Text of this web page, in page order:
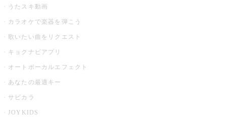
うたスキ動画
カラオケで楽器を弾こう
歌いたい曲をリクエスト
キョクナビアプリ
オートボーカルエフェクト
あなたの最適キー
サビカラ
JOYKIDS